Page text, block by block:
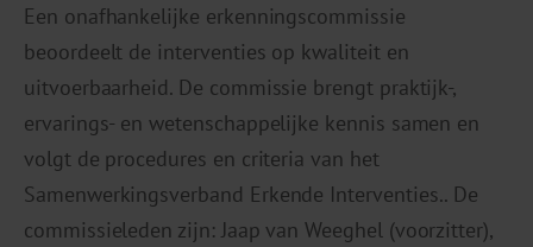
Een onafhankelijke erkenningscommissie
beoordeelt de interventies op kwaliteit en
uitvoerbaarheid. De commissie brengt praktijk-,
ervarings- en wetenschappelijke kennis samen en
volgt de procedures en criteria van het
Samenwerkingsverband Erkende Interventies.. De
commissieleden zijn: Jaap van Weeghel (voorzitter),